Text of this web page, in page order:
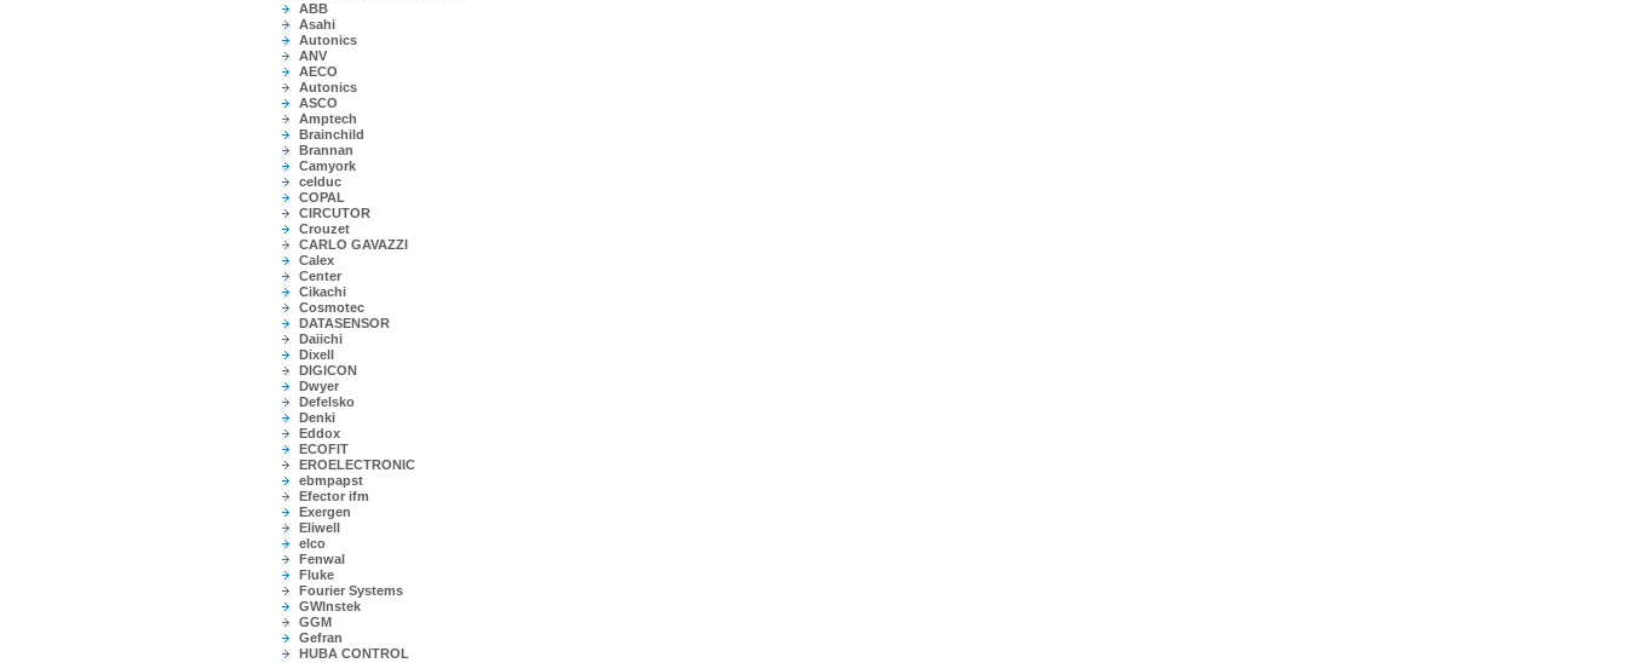
ABB
Asahi
Autonics
ANV
AECO
Autonics
ASCO
Amptech
Brainchild
Brannan
Camyork
celduc
COPAL
CIRCUTOR
Crouzet
CARLO GAVAZZI
Calex
Center
Cikachi
Cosmotec
DATASENSOR
Daiichi
Dixell
DIGICON
Dwyer
Defelsko
Denki
Eddox
ECOFIT
EROELECTRONIC
ebmpapst
Efector ifm
Exergen
Eliwell
elco
Fenwal
Fluke
Fourier Systems
GWInstek
GGM
Gefran
HUBA CONTROL